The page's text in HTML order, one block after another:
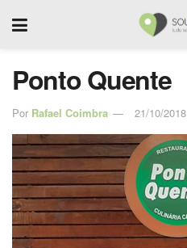
Ponto Quente
Por Rafael Coimbra 21/10/2018